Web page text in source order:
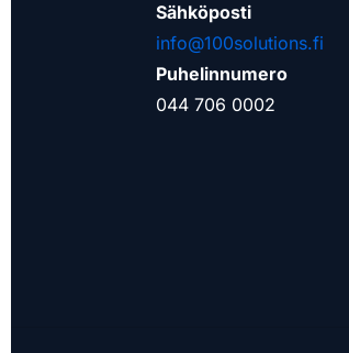
Sähköposti
info@100solutions.fi
Puhelinnumero
044 706 0002